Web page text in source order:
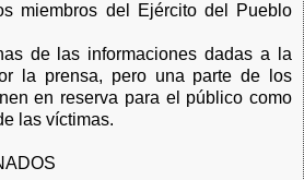
miembros del Ejército del Pueblo
de las informaciones dadas a la
la prensa, pero una parte de los
en reserva para el público como
las víctimas.